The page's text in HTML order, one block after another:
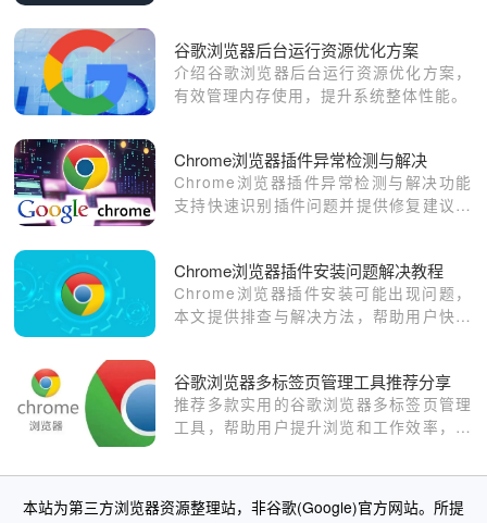
谷歌浏览器后台运行资源优化方案
介绍谷歌浏览器后台运行资源优化方案，
有效管理内存使用，提升系统整体性能。
Chrome浏览器插件异常检测与解决
Chrome浏览器插件异常检测与解决功能
支持快速识别插件问题并提供修复建议，
Chrome浏览器插件安装问题解决教程
Chrome浏览器插件安装可能出现问题，
本文提供排查与解决方法，帮助用户快速
谷歌浏览器多标签页管理工具推荐分享
推荐多款实用的谷歌浏览器多标签页管理
工具，帮助用户提升浏览和工作效率，实
本站为第三方浏览器资源整理站，非谷歌(Google)官方网站。所提